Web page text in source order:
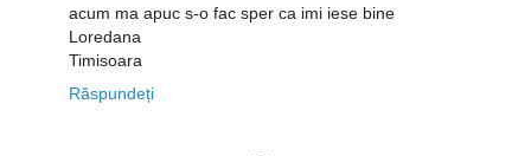
acum ma apuc s-o fac sper ca imi iese bine
Loredana
Timisoara
Răspundeți